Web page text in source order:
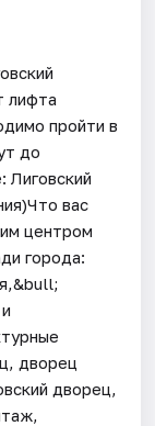
лифта
пройти в
до
Лиговский
вас
центром
города:
дворец
дворец,